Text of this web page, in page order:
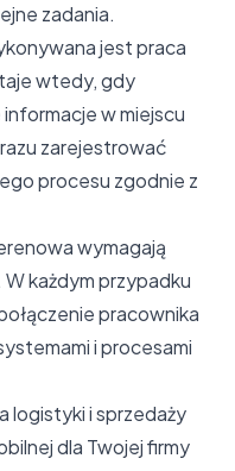
zadania.
jest praca
wtedy, gdy
w miejscu
zarejestrować
procesu zgodnie z
wymagają
każdym przypadku
pracownika
i procesami
logistyki i sprzedaży
dla Twojej firmy